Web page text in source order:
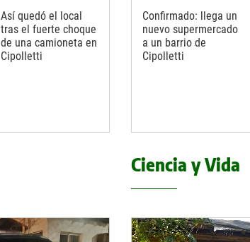
Así quedó el local
tras el fuerte choque
de una camioneta en
Cipolletti
Confirmado: llega un
nuevo supermercado
a un barrio de
Cipolletti
Ciencia y Vida